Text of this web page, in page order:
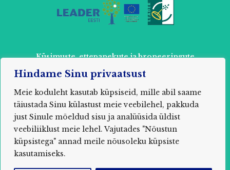
Hindame Sinu privaatsust
Meie koduleht kasutab küpsiseid, mille abil saame
täiustada Sinu külastust meie veebilehel, pakkuda
just Sinule mõeldud sisu ja analüüsida üldist
veebiliiklust meie lehel. Vajutades "Nõustun
küpsistega" annad meile nõusoleku küpsiste
kasutamiseks.
Küsimuste, ettepanekute ja broneeringute
+ 372 52 803 87 võiinfo@muhuseikleja.ee
2021 MUHU SEIKLUSPARK / MTÜ Õpituba Saare
maakond, Muhu vald, Nõmmküla, Uuelu, 94752